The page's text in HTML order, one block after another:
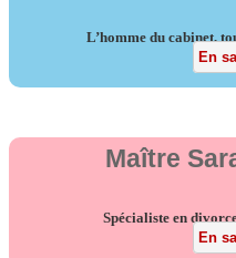
L’homme du cabinet,
En
Maître
Spécialiste en
En